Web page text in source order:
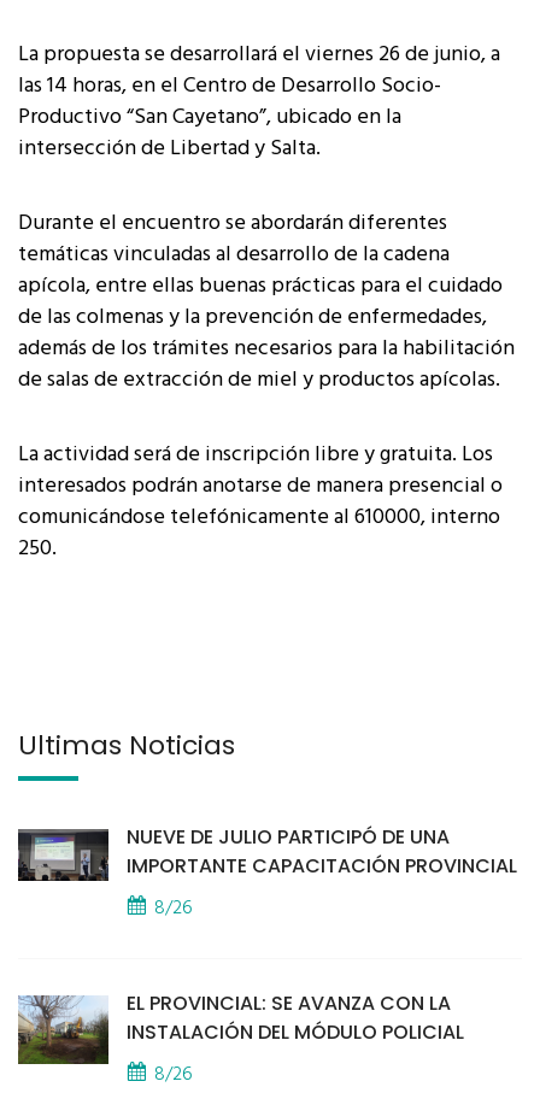
La propuesta se desarrollará el viernes 26 de junio, a
las 14 horas, en el Centro de Desarrollo Socio-
Productivo “San Cayetano”, ubicado en la
intersección de Libertad y Salta.
Durante el encuentro se abordarán diferentes
temáticas vinculadas al desarrollo de la cadena
apícola, entre ellas buenas prácticas para el cuidado
de las colmenas y la prevención de enfermedades,
además de los trámites necesarios para la habilitación
de salas de extracción de miel y productos apícolas.
La actividad será de inscripción libre y gratuita. Los
interesados podrán anotarse de manera presencial o
comunicándose telefónicamente al 610000, interno
250.
Últimas Noticias
NUEVE DE JULIO PARTICIPÓ DE UNA
IMPORTANTE CAPACITACIÓN PROVINCIAL
8/26
EL PROVINCIAL: SE AVANZA CON LA
INSTALACIÓN DEL MÓDULO POLICIAL
8/26